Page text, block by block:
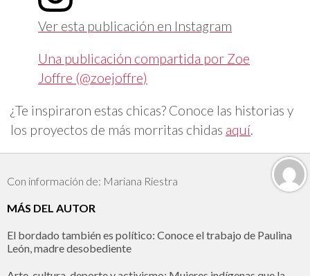
Ver esta publicación en Instagram
Una publicación compartida por Zoe
Joffre (@zoejoffre)
¿Te inspiraron estas chicas? Conoce las historias y
los proyectos de más morritas chidas aquí.
Con información de: Mariana Riestra
MÁS DEL AUTOR
El bordado también es político: Conoce el trabajo de Paulina
León, madre desobediente